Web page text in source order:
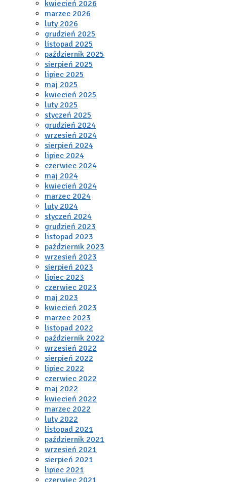
kwiecień 2026
marzec 2026
luty 2026
grudzień 2025
listopad 2025
październik 2025
sierpień 2025
lipiec 2025
maj 2025
kwiecień 2025
luty 2025
styczeń 2025
grudzień 2024
wrzesień 2024
sierpień 2024
lipiec 2024
czerwiec 2024
maj 2024
kwiecień 2024
marzec 2024
luty 2024
styczeń 2024
grudzień 2023
listopad 2023
październik 2023
wrzesień 2023
sierpień 2023
lipiec 2023
czerwiec 2023
maj 2023
kwiecień 2023
marzec 2023
listopad 2022
październik 2022
wrzesień 2022
sierpień 2022
lipiec 2022
czerwiec 2022
maj 2022
kwiecień 2022
marzec 2022
luty 2022
listopad 2021
październik 2021
wrzesień 2021
sierpień 2021
lipiec 2021
czerwiec 2021